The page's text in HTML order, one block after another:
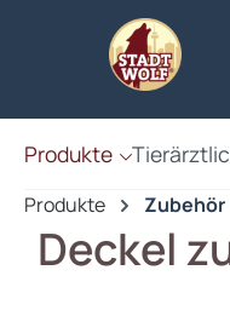
Zur Suche springen
Produkte
Produkte Zubehör
Deckel